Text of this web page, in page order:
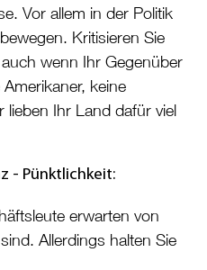
Vor allem in der Politik
Kritisieren Sie
wenn Ihr Gegenüber
keine
lieben Ihr Land dafür viel
- Pünktlichkeit:
erwarten von
Allerdings halten Sie